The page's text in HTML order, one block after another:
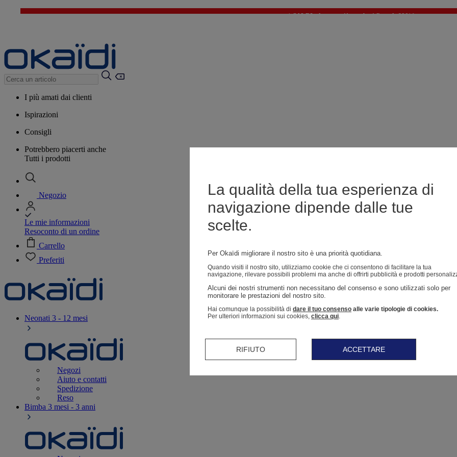
🔥SALDI : Ancora più prodotti fino al -60%*>
I più amati dai clienti
Ispirazioni
Consigli
Potrebbero piacerti anche
Tutti i prodotti
Negozio
Le mie informazioni
Resoconto di un ordine
Carrello
Preferiti
Neonati 3 - 12 mesi
Negozi
Aiuto e contatti
Spedizione
Reso
Bimba 3 mesi - 3 anni
La qualità della tua esperienza di
navigazione dipende dalle tue
scelte.
Per Okaïdi migliorare il nostro sito è una priorità quotidiana.
Quando visiti il ​​nostro sito, utilizziamo cookie che ci consentono di facilitare la tua
navigazione, rilevare possibili problemi ma anche di offrirti pubblicità e prodotti
Alcuni dei nostri strumenti non necessitano del consenso e sono utilizzati solo per
monitorare le prestazioni del nostro sito.
Hai comunque la possibilità di dare il tuo consenso alle varie tipologie di cookies.
Per ulteriori informazioni sui cookies, clicca qui
RIFIUTO ACCETTARE